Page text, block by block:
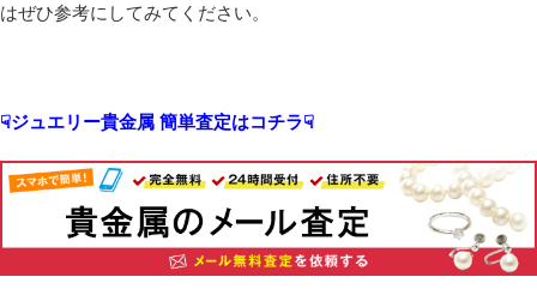
はぜひ参考にしてみてください。
☟ジュエリー貴金属 簡単査定はコチラ☟